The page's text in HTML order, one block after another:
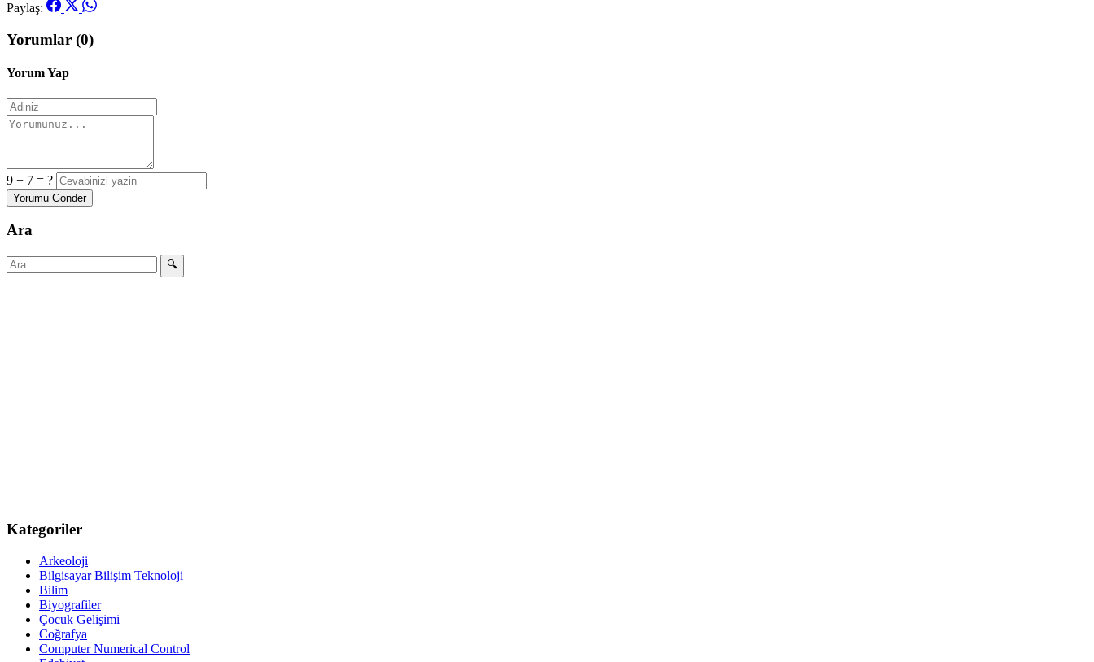
Paylaş:
Yorumlar (0)
Yorum Yap
9 + 7 = ?
Yorumu Gonder
Ara
🔍
Kategoriler
Arkeoloji
Bilgisayar Bilişim Teknoloji
Bilim
Biyografiler
Çocuk Gelişimi
Coğrafya
Computer Numerical Control